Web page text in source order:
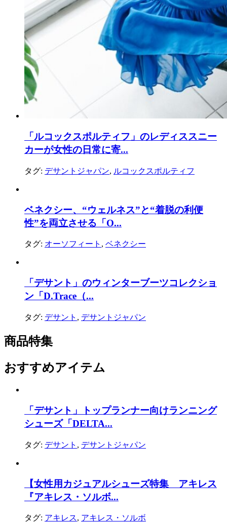
「ルコックスポルティフ」のレディススニー
カーが女性の日常に寄...
タグ: デサントジャパン, ルコックスポルティフ
ベネクシー、“ウェルネス”と“着脱の利便
性”を両立させる「O...
タグ: オーソフィート , ベネクシー
「デサント」のウィンターブーツコレクショ
ン「D.Trace（...
タグ: デサント , デサントジャパン
商品特集
おすすめアイテム
「デサント」トップランナー向けランニング
シューズ「DELTA...
タグ: デサント , デサントジャパン
【女性用カジュアルシューズ特集 アキレス
『アキレス・ソルボ...
タグ: アキレス, アキレス・ソルボ